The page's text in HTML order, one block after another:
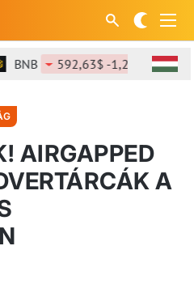
592,63$ -1,21% SOL
AIRGAPPED
A